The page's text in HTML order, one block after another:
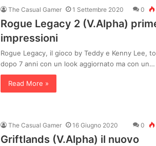
The Casual Gamer 1 Settembre 2020 0
Rogue Legacy 2 (V.Alpha)
impressioni
Rogue Legacy, il gioco by Teddy e Kenny Lee,
dopo 7 anni con un look aggiornato ma con un…
Read More »
The Casual Gamer 16 Giugno 2020 0
Griftlands (V.Alpha) il nuovo